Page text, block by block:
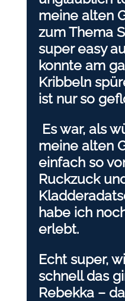
meine alten
zum Thema
super easy
konnte am
Kribbeln
ist nur so
Es war, als
meine alten
einfach so
Ruckzuck
habe ich
erlebt.
Echt super,
schnell das
Rebekka –